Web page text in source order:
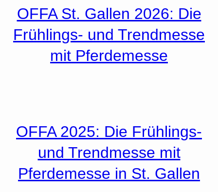
OFFA St. Gallen 2026: Die
Frühlings- und Trendmesse
mit Pferdemesse
OFFA 2025: Die Frühlings-
und Trendmesse mit
Pferdemesse in St. Gallen